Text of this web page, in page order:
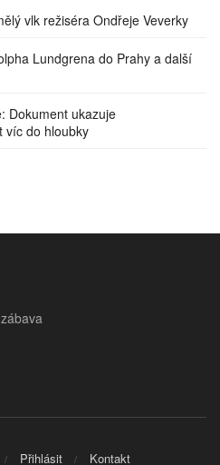
vlk režiséra Ondřeje Veverky
Lundgrena do Prahy a další
Dokument ukazuje
víc do hloubky
Přihlásit Kontakt